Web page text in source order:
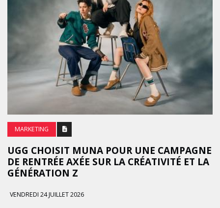
MARKETING
UGG CHOISIT MUNA POUR UNE CAMPAGNE
DE RENTRÉE AXÉE SUR LA CRÉATIVITÉ ET LA
GÉNÉRATION Z
VENDREDI 24 JUILLET 2026